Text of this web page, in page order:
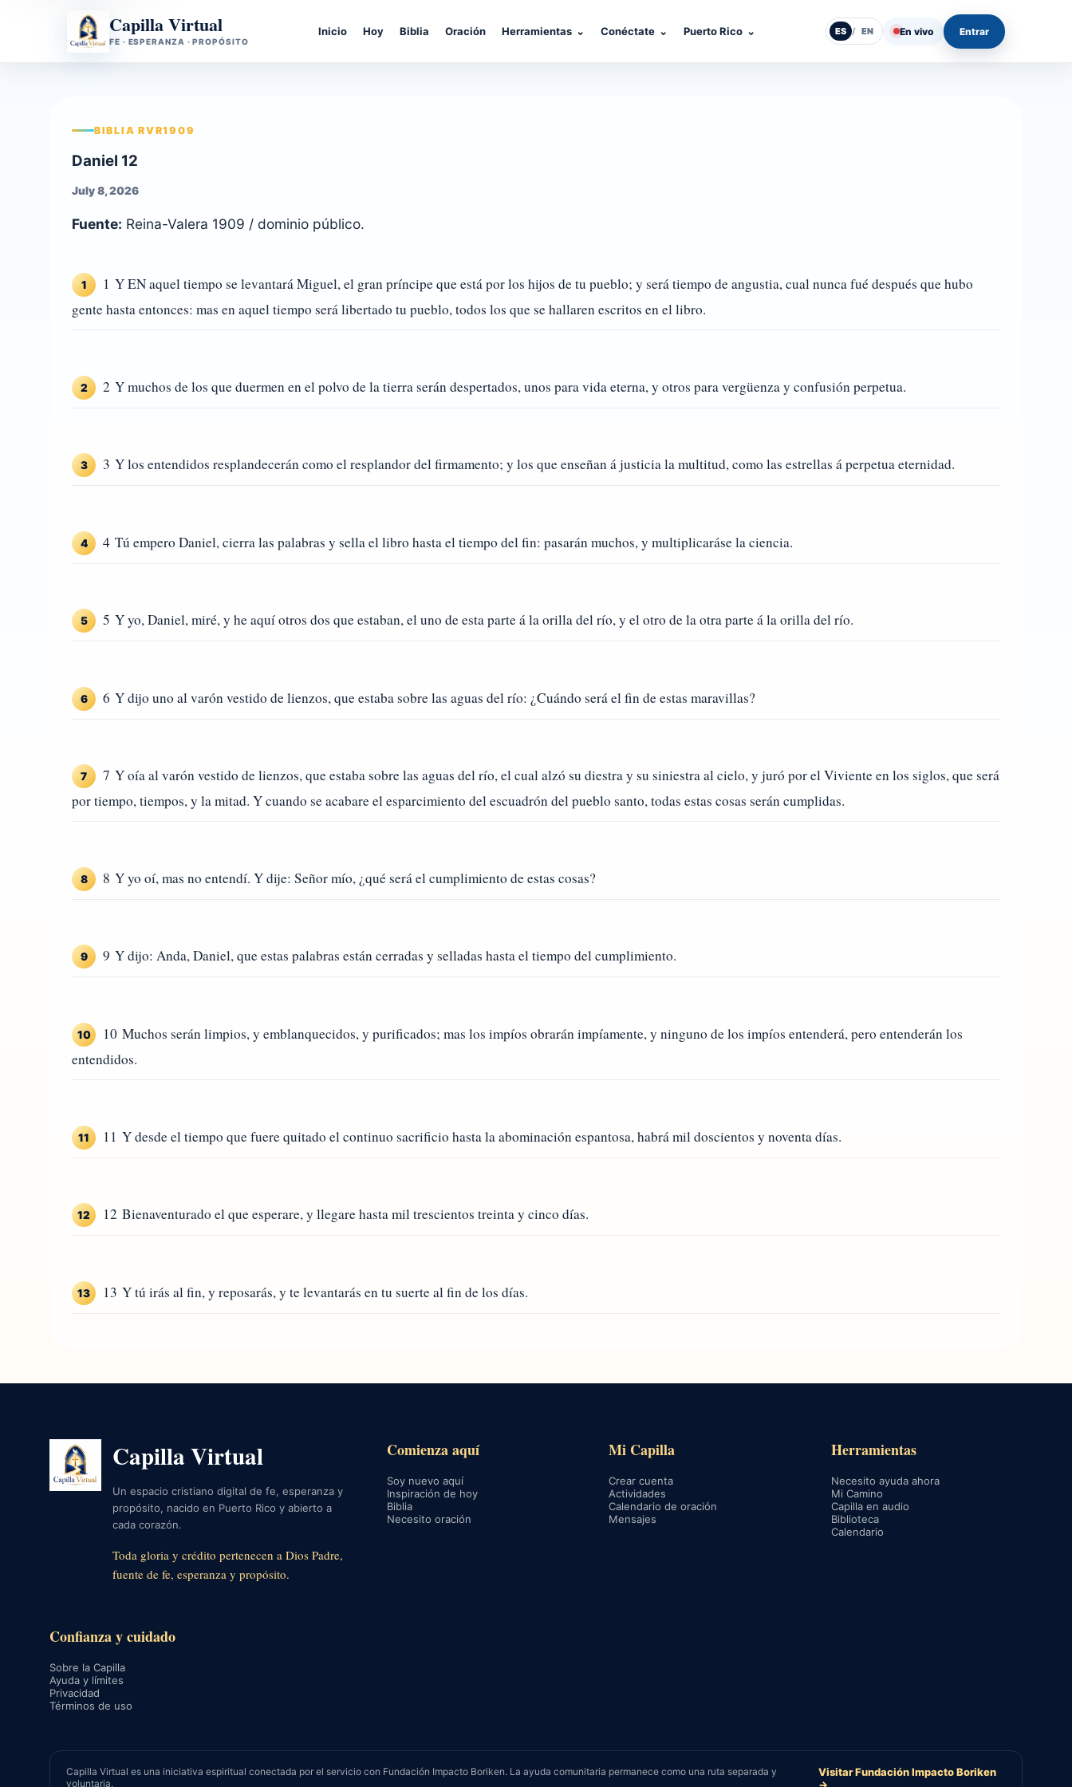
Capilla Virtual
FE · ESPERANZA · PROPÓSITO
Inicio Hoy Biblia Oración Herramientas ⌄ Conéctate ⌄ Puerto Rico ⌄ ES / EN En vivo Entrar
BIBLIA RVR1909
Daniel 12
July 8, 2026
Fuente: Reina-Valera 1909 / dominio público.
1
1 Y EN aquel tiempo se levantará Miguel, el gran príncipe que está por los hijos de tu pueblo; y será tiempo de angustia, cual nunca fué después que hubo
gente hasta entonces: mas en aquel tiempo será libertado tu pueblo, todos los que se hallaren escritos en el libro.
2 2 Y muchos de los que duermen en el polvo de la tierra serán despertados, unos para vida eterna, y otros para vergüenza y confusión perpetua.
3 3 Y los entendidos resplandecerán como el resplandor del firmamento; y los que enseñan á justicia la multitud, como las estrellas á perpetua eternidad.
4 4 Tú empero Daniel, cierra las palabras y sella el libro hasta el tiempo del fin: pasarán muchos, y multiplicaráse la ciencia.
5 5 Y yo, Daniel, miré, y he aquí otros dos que estaban, el uno de esta parte á la orilla del río, y el otro de la otra parte á la orilla del río.
6 6 Y dijo uno al varón vestido de lienzos, que estaba sobre las aguas del río: ¿Cuándo será el fin de estas maravillas?
7
7 Y oía al varón vestido de lienzos, que estaba sobre las aguas del río, el cual alzó su diestra y su siniestra al cielo, y juró por el Viviente en los siglos, que será
por tiempo, tiempos, y la mitad. Y cuando se acabare el esparcimiento del escuadrón del pueblo santo, todas estas cosas serán cumplidas.
8 8 Y yo oí, mas no entendí. Y dije: Señor mío, ¿qué será el cumplimiento de estas cosas?
9 9 Y dijo: Anda, Daniel, que estas palabras están cerradas y selladas hasta el tiempo del cumplimiento.
10
10 Muchos serán limpios, y emblanquecidos, y purificados; mas los impíos obrarán impíamente, y ninguno de los impíos entenderá, pero entenderán los
entendidos.
11 11 Y desde el tiempo que fuere quitado el continuo sacrificio hasta la abominación espantosa, habrá mil doscientos y noventa días.
12 12 Bienaventurado el que esperare, y llegare hasta mil trescientos treinta y cinco días.
13 13 Y tú irás al fin, y reposarás, y te levantarás en tu suerte al fin de los días.
Capilla Virtual
Un espacio cristiano digital de fe, esperanza y
propósito, nacido en Puerto Rico y abierto a
cada corazón.
Toda gloria y crédito pertenecen a Dios Padre,
fuente de fe, esperanza y propósito.
Comienza aquí
Soy nuevo aquí
Inspiración de hoy
Biblia
Necesito oración
Mi Capilla
Crear cuenta
Actividades
Calendario de oración
Mensajes
Herramientas
Necesito ayuda ahora
Mi Camino
Capilla en audio
Biblioteca
Calendario
Confianza y cuidado
Sobre la Capilla
Ayuda y límites
Privacidad
Términos de uso
Capilla Virtual es una iniciativa espiritual conectada por el servicio con Fundación Impacto Boriken. La ayuda comunitaria permanece como una ruta separada y
voluntaria.
Visitar Fundación Impacto Boriken